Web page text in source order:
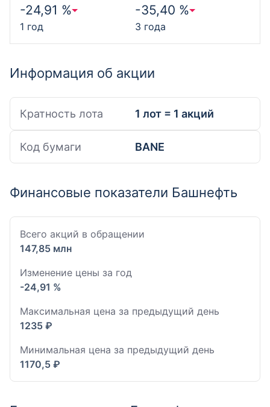
-24,91 %
1 год
-35,40 %
3 года
Информация об акции
Кратность лота 1 лот = 1 акций
Код бумаги BANE
Финансовые показатели Башнефть
Всего акций в обращении
147,85 млн
Изменение цены за год
-24,91 %
Максимальная цена за предыдущий день
1235 ₽
Минимальная цена за предыдущий день
1170,5 ₽